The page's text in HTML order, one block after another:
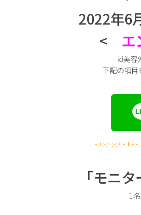
2022年6
< エ
id美
下記の項目
-:+:-:+:-:+:-:+:-:-
「モニ
1.